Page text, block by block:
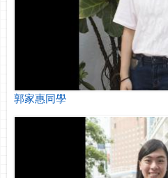
郭家惠同學